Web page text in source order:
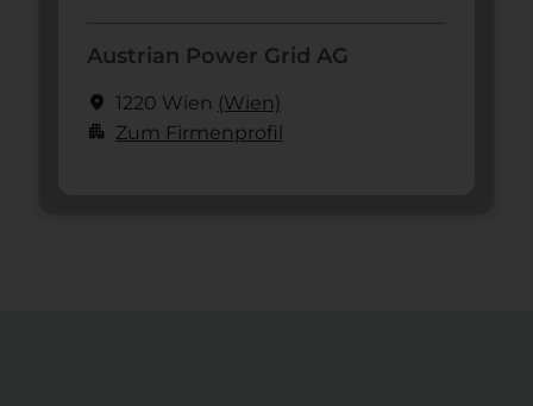
Austrian Power Grid AG
location_on 1220 Wien (Wien)
apartment Zum Firmenprofil